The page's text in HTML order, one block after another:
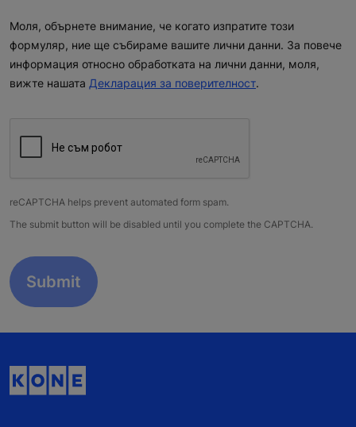
Моля, обърнете внимание, че когато изпратите този
формуляр, ние ще събираме вашите лични данни. За повече
информация относно обработката на лични данни, моля,
вижте нашата Декларация за поверителност.
reCAPTCHA helps prevent automated form spam.
The submit button will be disabled until you complete the CAPTCHA.